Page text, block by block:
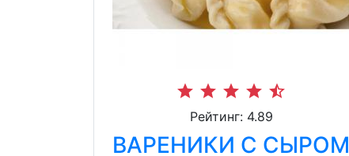
star star star star star_half
Рейтинг: 4.89
ВАРЕНИКИ С СЫРОМ